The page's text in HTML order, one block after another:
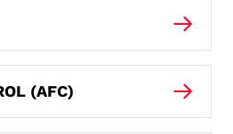
(AFC)